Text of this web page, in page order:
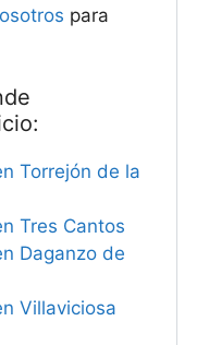
para
Torrejón de la
Tres Cantos
Daganzo de
Villaviciosa